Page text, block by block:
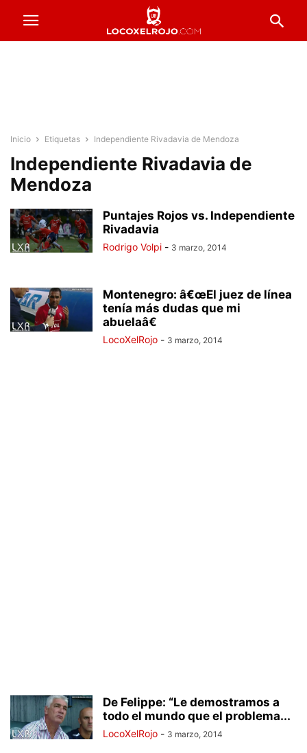
Inicio Etiquetas Independiente Rivadavia de Mendoza
Independiente Rivadavia de
Mendoza
Puntajes Rojos vs. Independiente
Rivadavia
Rodrigo Volpi - 3 marzo, 2014
Montenegro: â€œEl juez de línea
tenía más dudas que mi
abuelaâ€
LocoXelRojo - 3 marzo, 2014
De Felippe: “Le demostramos a
todo el mundo que el problema...
LocoXelRojo - 3 marzo, 2014